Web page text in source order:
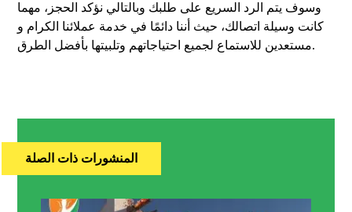
وسوف يتم الرد السريع على طلبك وبالتالي نؤكد الحجز، مهما
كانت وسيلة اتصالك، حيث أننا دائمًا في خدمة عملائنا الكرام و
مستعدين للاستماع لجميع احتياجاتهم وتلبيتها بأفضل الطرق.
المنشورات ذات الصلة